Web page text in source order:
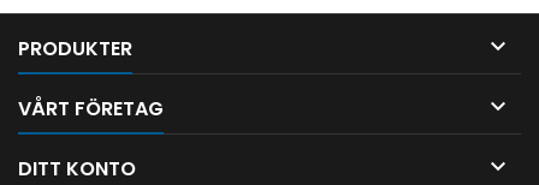
PRODUKTER 
VÅRT FÖRETAG 
DITT KONTO 